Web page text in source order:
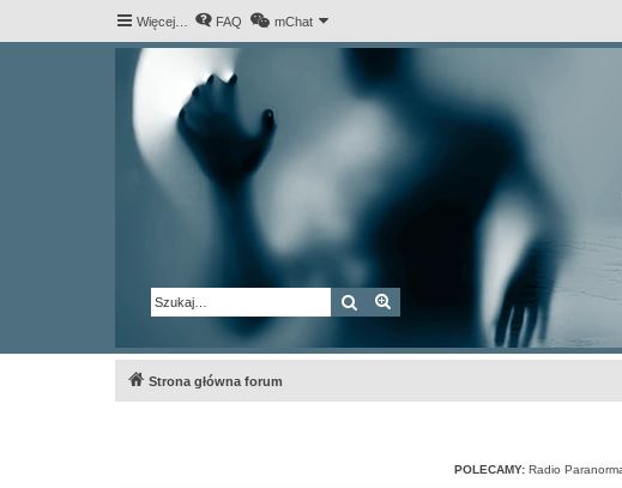
Więcej… FAQ mChat
Szukaj Wyszukiwanie zaawansowane
Strona główna forum
POLECAMY: Radio